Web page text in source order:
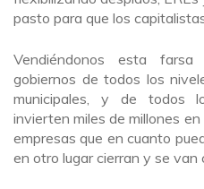
pasto para que los
Vendiéndonos esta
gobiernos de todos los
municipales, y de todos
invierten miles de millones
empresas que en cuanto
en otro lugar cierran y se van